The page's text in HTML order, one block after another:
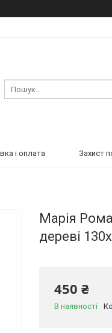
і оплата Захист
Марія
дереві
450 ₴
В наявності